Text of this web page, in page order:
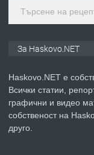
ПРЕДЛАГА
За Haskovo.NET
Haskovo.NET е
Всички статии,
графични и видео
собственост на
друго.